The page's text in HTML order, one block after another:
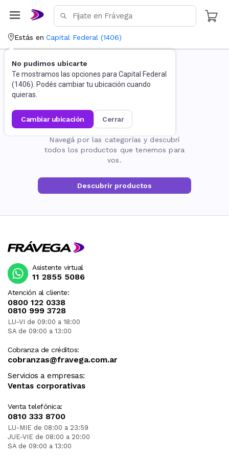
Estás en Capital Federal (1406)
No pudimos ubicarte
Te mostramos las opciones para Capital Federal
(1406). Podés cambiar tu ubicación cuando
quieras.
cambiar ubicación cerrar
La página no existe
Navegá por las categorías y descubrí
todos los productos que tenemos para
vos.
Descubrir productos
Atención al cliente:
0800 122 0338
0810 999 3728
LU-VI de 09:00 a 18:00
SA de 09:00 a 13:00
Cobranza de créditos:
cobranzas@fravega.com.ar
Servicios a empresas:
Ventas corporativas
Venta telefónica:
0810 333 8700
LU-MIE de 08:00 a 23:59
JUE-VIE de 08:00 a 20:00
SA de 09:00 a 13:00
Asistente virtual
11 2855 5086